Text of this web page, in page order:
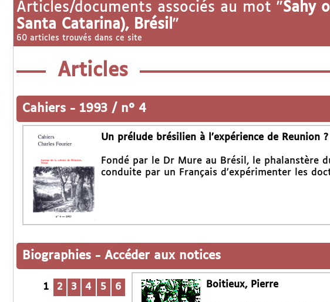
Articles/documents associés au mot "Sahy
Santa Catarina), Brésil "
60 articles trouvés dans ce site
Articles
Cahiers - 1993 / n° 4
Un prélude brésilien à l’expérience de Reunion ?
Fondé par le Dr Mure au Brésil, le phalanstère
conduite par un Français d’expérimenter les
Biographies - Accéder aux notices
1 2 3 4 5 6 Boitieux, Pierre